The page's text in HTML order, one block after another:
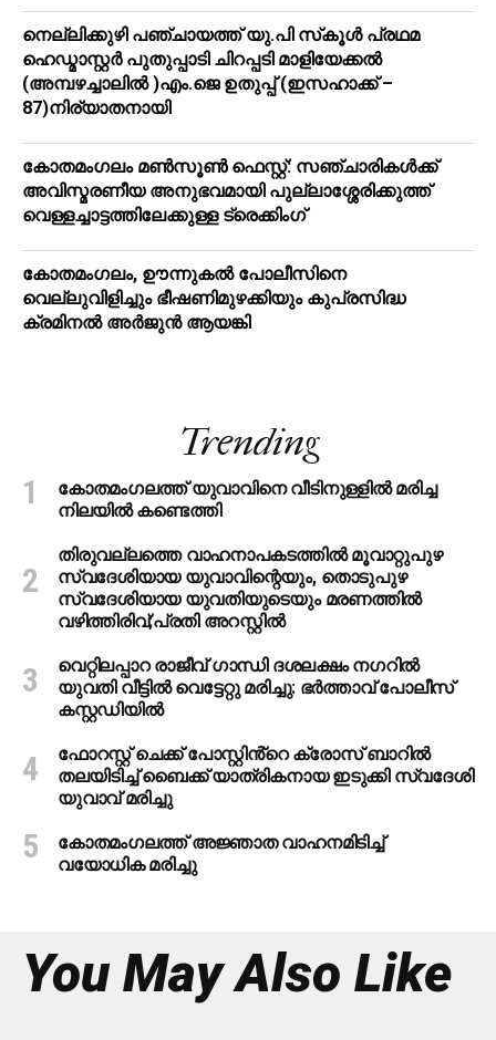
നെല്ലിക്കുഴി പഞ്ചായത്ത് യു.പി സ്‌കൂൾ പ്രഥമ
ഹെഡ്മാസ്റ്റർ പുതുപ്പാടി ചിറപ്പടി മാളിയേക്കൽ
(അമ്പഴച്ചാലിൽ )എം.ജെ ഉതുപ്പ് (ഇസഹാക്ക് –
87)നിര്യാതനായി
കോതമംഗലം മൺസൂൺ ഫെസ്റ്റ്: സഞ്ചാരികൾക്ക്
അവിസ്മരണീയ അനുഭവമായി പുല്ലാശ്ശേരിക്കുത്ത്
വെള്ളച്ചാട്ടത്തിലേക്കുള്ള ട്രെക്കിംഗ്
കോതമംഗലം, ഊന്നുകൽ പോലീസിനെ
വെല്ലുവിളിച്ചും ഭീഷണിമുഴക്കിയും കുപ്രസിദ്ധ
ക്രമിനല്‍ അര്‍ജുന്‍ ആയങ്കി
Trending
കോതമംഗലത്ത് യുവാവിനെ വീടിനുള്ളിൽ മരിച്ച
നിലയിൽ കണ്ടെത്തി
തിരുവല്ലത്തെ വാഹനാപകടത്തില്‍ മൂവാറ്റുപുഴ
സ്വദേശിയായ യുവാവിന്റെയും, തൊടുപുഴ
സ്വദേശിയായ യുവതിയുടെയും മരണത്തില്‍
വഴിത്തിരിവ്;പ്രതി അറസ്റ്റില്‍
വെറ്റിലപ്പാറ രാജീവ് ഗാന്ധി ദശലക്ഷം നഗറിൽ
യുവതി വീട്ടിൽ വെട്ടേറ്റു മരിച്ചു: ഭർത്താവ് പോലീസ്
കസ്റ്റഡിയിൽ
ഫോറസ്റ്റ് ചെക്ക് പോസ്റ്റിൻ്റെ ക്രോസ് ബാറില്‍
തലയിടിച്ച് ബൈക്ക് യാത്രികനായ ഇടുക്കി സ്വദേശി
യുവാവ് മരിച്ചു
കോതമംഗലത്ത് അജ്ഞാത വാഹനമിടിച്ച്
വയോധിക മരിച്ചു
You May Also Like